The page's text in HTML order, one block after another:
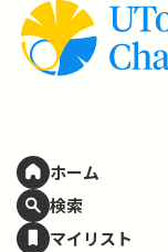
ホーム
検索
マイリスト